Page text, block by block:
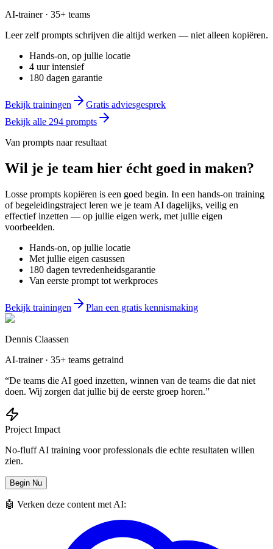
AI-trainer · 35+ teams
Leer zelf prompts schrijven die altijd werken — niet alleen kopiëren.
Hands-on, op jullie locatie
4 uur intensief
180 dagen garantie
Bekijk trainingen
Gratis adviesgesprek
Bekijk alle 294 prompts
Van prompts naar resultaat
Wil je je team hier écht goed in maken?
Losse prompts kopiëren is een goed begin. In een hands-on training
of begeleidingstraject leren we je team AI dagelijks, veilig en
effectief inzetten — op jullie eigen werk, met jullie eigen
voorbeelden.
Hands-on, op jullie locatie
Met jullie eigen casussen
180 dagen tevredenheidsgarantie
Van eerste prompt tot werkproces
Bekijk trainingen Plan een gratis kennismaking
Dennis Claassen
AI-trainer · 35+ teams getraind
“De teams die AI goed inzetten, winnen van de teams die dat niet
doen. Wij zorgen dat jullie bij de eerste groep horen.”
Project Impact
No-fluff AI training voor professionals die echte resultaten willen
zien.
Begin Nu
🤖 Verken deze content met AI: